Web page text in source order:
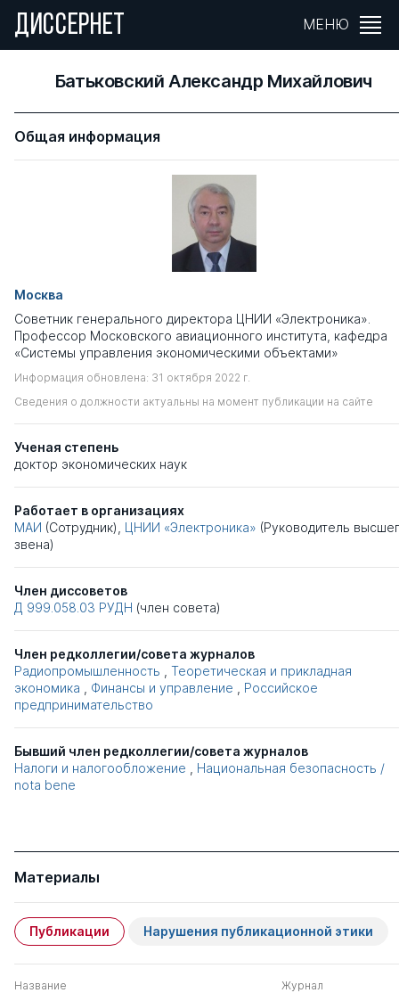
ДИССЕРНЕТ МЕНЮ
Батьковский Александр Михайлович
Общая информация
Москва
Советник генерального директора ЦНИИ «Электроника».
Профессор Московского авиационного института, кафедра
«Системы управления экономическими объектами»
Информация обновлена: 31 октября 2022 г.
Сведения о должности актуальны на момент публикации на сайте
Ученая степень
доктор экономических наук
Работает в организациях
МАИ (Сотрудник), ЦНИИ «Электроника» (Руководитель
звена)
Член диссоветов
Д 999.058.03 РУДН (член совета)
Член редколлегии/совета журналов
Радиопромышленность
Теоретическая и прикладная
экономика
Финансы и управление
Российское
предпринимательство
Бывший член редколлегии/совета журналов
Налоги и налогообложение
Национальная безопасность /
nota bene
Материалы
Публикации Нарушения публикационной этики
Название Журнал